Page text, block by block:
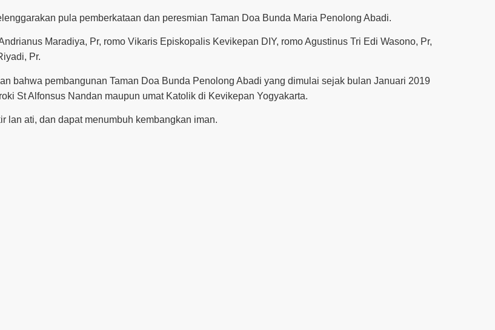
pula pemberkataan dan peresmian Taman Doa Bunda Maria Penolong Abadi.
Maradiya, Pr, romo Vikaris Episkopalis Kevikepan DIY, romo Agustinus Tri Edi Wasono, Pr,
Pr.
bahwa pembangunan Taman Doa Bunda Penolong Abadi yang dimulai sejak bulan Januari 2019
St Alfonsus Nandan maupun umat Katolik di Kevikepan Yogyakarta.
lan ati, dan dapat menumbuh kembangkan iman.